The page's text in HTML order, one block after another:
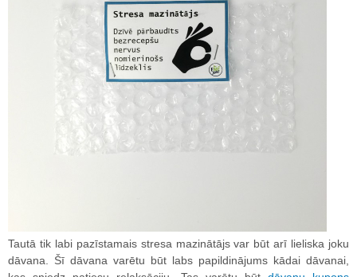
Tautā tik labi pazīstamais stresa mazinātājs var būt arī lieliska joku
dāvana. Šī dāvana varētu būt labs papildinājums kādai dāvanai,